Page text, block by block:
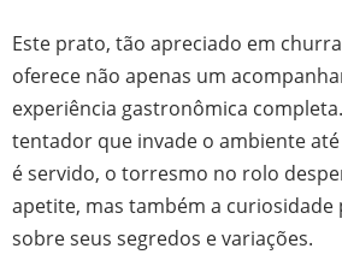
Este prato, tão apreciado em
oferece não apenas um
experiência gastronômica
tentador que invade o ambiente
é servido, o torresmo no rolo
apetite, mas também a
sobre seus segredos e variações.